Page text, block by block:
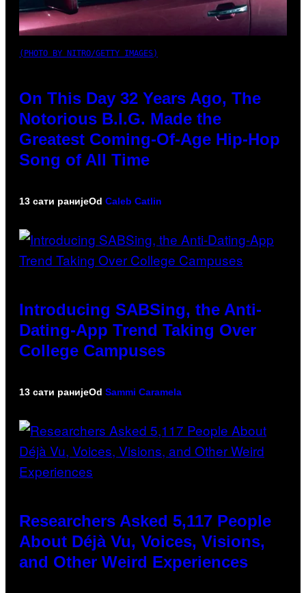
(PHOTO BY NITRO/GETTY IMAGES)
On This Day 32 Years Ago, The
Notorious B.I.G. Made the
Greatest Coming-Of-Age Hip-Hop
Song of All Time
13 сати ранијеOd Caleb Catlin
Introducing SABSing, the Anti-
Dating-App Trend Taking Over
College Campuses
13 сати ранијеOd Sammi Caramela
Researchers Asked 5,117 People
About Déjà Vu, Voices, Visions,
and Other Weird Experiences